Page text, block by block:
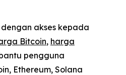
akses kepada
Bitcoin, harga
pengguna
Ethereum, Solana